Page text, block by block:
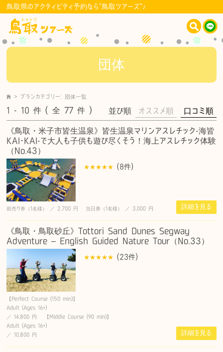
鳥取県のアクティビティ予約なら"鳥取ツアーズ"♪
団体
> プランカテゴリー: 団体一覧
1 - 10件 ( 全 77件 ) 並び順 オススメ順 口コミ順
《鳥取・米子市皆生温泉》皆生温泉マリンアスレチック-海皆
KAI･KAI-で大人も子供も遊び尽くそう！海上アスレチック体験
（No.43）
(8件)
前売り券（1名様） ／ 2,700 円 当日券（1名様） ／ 3,000 円 詳細を見る
《鳥取・鳥取砂丘》Tottori Sand Dunes Segway
Adventure – English Guided Nature Tour（No.33）
(23件)
【Perfect Course (150 min)】
Adult (Ages 16+)
／ 14,800 円 【Middle Course (90 min)】
Adult (Ages 16+)
／ 10,800 円
詳細を見る